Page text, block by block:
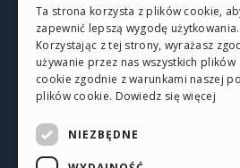
PROFIL
Moje wpisy
Moje licencje
Pobieranie
Web hosting
Ta strona korzysta z plików cookie,
zapewnić lepszą wygodę użytkowania.
Korzystając z tej strony, wyrażasz
używanie przez nas wszystkich plików
cookie zgodnie z warunkami naszej
plików cookie. Dowiedz się więcej
NIEZBĘDNE